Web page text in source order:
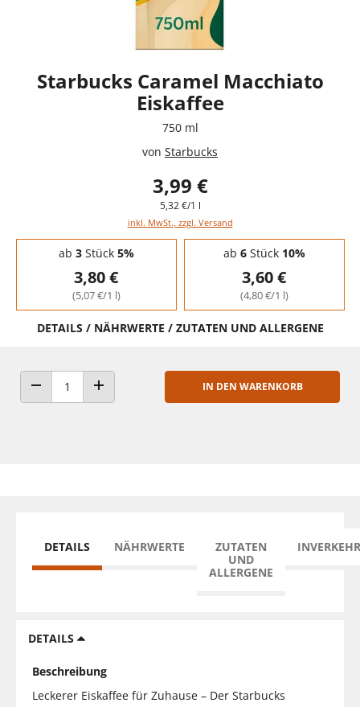
Starbucks Caramel Macchiato
Eiskaffee
750 ml
von Starbucks
3,99 €
5,32 €/1 l
inkl. MwSt., zzgl. Versand
Staffelpreise - Mengenrabatt
ab 3Stück 5%
3,80 €
(5,07 €/1 l)
ab 6Stück 10%
3,60 €
(4,80 €/1 l)
DETAILS / NÄHRWERTE / ZUTATEN UND ALLERGENE
ANZAHL VERRINGERNANZAHL ERHÖHEN
IN DEN WARENKORB
DETAILS NÄHRWERTE
ZUTATEN
UND
ALLERGENE
DETAILS
Beschreibung
Leckerer Eiskaffee für Zuhause – Der Starbucks